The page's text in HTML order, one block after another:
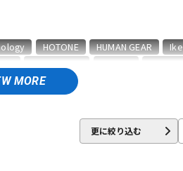
レコーディン
グ機器
MORE
HOTONE HUMAN GEAR
更に絞り込む